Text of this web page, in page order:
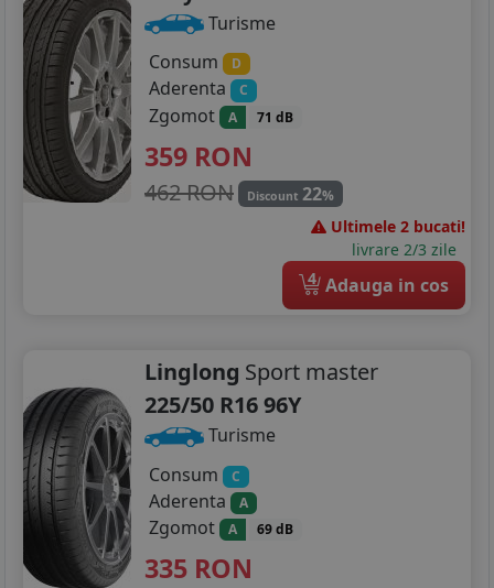
Turisme
Consum
D
Aderenta C
Zgomot A 71 dB
359 RON
462 RON Discount 22%
Ultimele 2 bucati!
livrare 2/3 zile
4 Adauga in cos
Linglong Sport master
225/50 R16 96Y
Turisme
Consum
C
Aderenta A
Zgomot A 69 dB
335 RON